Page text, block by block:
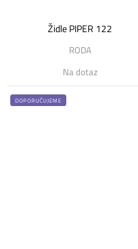
Židle PIPER 122
RODA
Na dotaz
DOPORUČUJEME